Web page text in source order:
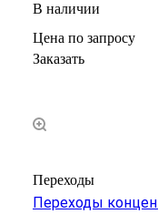
В наличии
Цена по запросу
Заказать
Переходы
Переходы